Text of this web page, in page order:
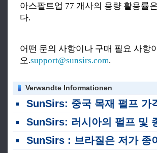
아스팔트업 77 개사의 용량 활용률
다.
어떤 문의 사항이나 구매 필요 사항
오.support@sunsirs.com.
Verwandte Informationen
SunSirs: 중국 목재 펄프 가격은 약간의 하락세를 보이며, 단기적으
SunSirs: 러시아의 펄프 및 종이 생산은 2026 년 상
SunSirs : 브라질은 저가 종이 제품의 수입을 억제하기 위